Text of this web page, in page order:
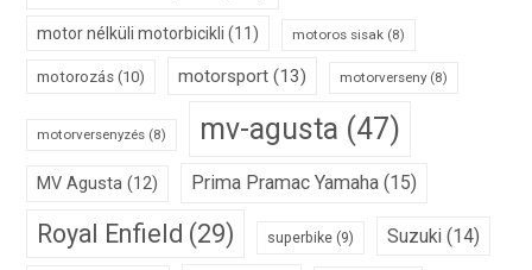
motor nélküli motorbicikli (11) motoros sisak (8)
motorozás (10) motorsport (13) motorverseny(8)
motorversenyzés (8) mv-agusta (47)
MV Agusta (12) Prima Pramac Yamaha (15)
Royal Enfield (29) superbike (9) Suzuki (14)